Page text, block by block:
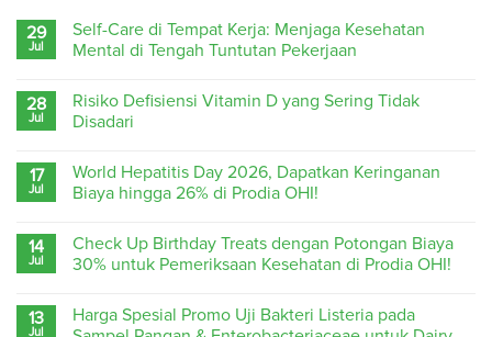
29
Jul
Self-Care di Tempat Kerja: Menjaga Kesehatan
Mental di Tengah Tuntutan Pekerjaan
28
Jul
Risiko Defisiensi Vitamin D yang Sering Tidak
Disadari
17
Jul
World Hepatitis Day 2026, Dapatkan Keringanan
Biaya hingga 26% di Prodia OHI!
14
Jul
Check Up Birthday Treats dengan Potongan Biaya
30% untuk Pemeriksaan Kesehatan di Prodia OHI!
13
Jul
Harga Spesial Promo Uji Bakteri Listeria pada